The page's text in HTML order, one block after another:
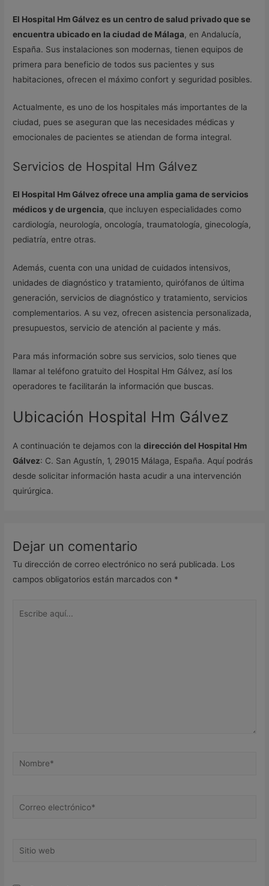
El Hospital Hm Gálvez es un centro de salud privado que se
encuentra ubicado en la ciudad de Málaga, en Andalucía,
España. Sus instalaciones son modernas, tienen equipos de
primera para beneficio de todos sus pacientes y sus
habitaciones, ofrecen el máximo confort y seguridad posibles.
Actualmente, es uno de los hospitales más importantes de la
ciudad, pues se aseguran que las necesidades médicas y
emocionales de pacientes se atiendan de forma integral.
Servicios de Hospital Hm Gálvez
El Hospital Hm Gálvez ofrece una amplia gama de servicios
médicos y de urgencia, que incluyen especialidades como
cardiología, neurología, oncología, traumatología, ginecología,
pediatría, entre otras.
Además, cuenta con una unidad de cuidados intensivos,
unidades de diagnóstico y tratamiento, quirófanos de última
generación, servicios de diagnóstico y tratamiento, servicios
complementarios. A su vez, ofrecen asistencia personalizada,
presupuestos, servicio de atención al paciente y más.
Para más información sobre sus servicios, solo tienes que
llamar al teléfono gratuito del Hospital Hm Gálvez, así los
operadores te facilitarán la información que buscas.
Ubicación Hospital Hm Gálvez
A continuación te dejamos con ladirección del Hospital Hm
Gálvez: C. San Agustín, 1, 29015 Málaga, España. Aquí podrás
desde solicitar información hasta acudir a una intervención
quirúrgica.
Dejar un comentario
Tu dirección de correo electrónico no será publicada. Los
campos obligatorios están marcados con *
Nombre*
Correo
Sitio